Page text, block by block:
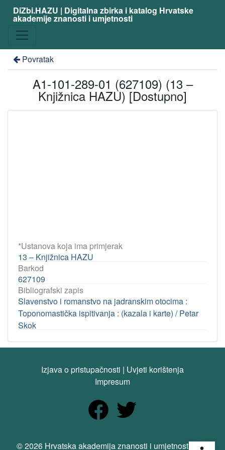
DiZbi.HAZU | Digitalna zbirka i katalog Hrvatske
akademije znanosti i umjetnosti
Povratak
A1-101-289-01 (627109) (13 –
Knjižnica HAZU) [Dostupno]
*Ustanova koja ima primjerak
13 – Knjižnica HAZU
Barkod
627109
Bibliografski zapis
Slavenstvo i romanstvo na jadranskim otocima :
Toponomastička ispitivanja : (kazala i karte) / Petar
Skok
Izjava o pristupačnosti | Uvjeti korištenja
Impresum
© 2026 Hrvatska akademija znanosti i umjetnosti. Sva